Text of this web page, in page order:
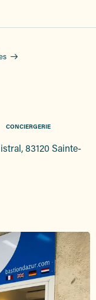
CONCIERGERIE
83120 Sainte-
favoris